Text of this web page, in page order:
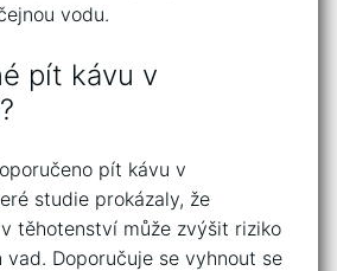
vodu.
pít kávu v
pít kávu v
studie prokázaly, že
těhotenství může zvýšit riziko
Doporučuje se vyhnout se